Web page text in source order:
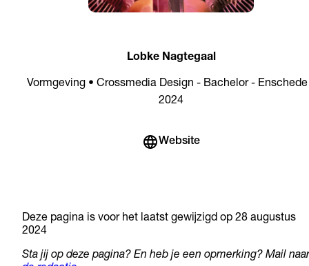
Lobke Nagtegaal
Vormgeving • Crossmedia Design - Bachelor - Enschede
2024
Website
Deze pagina is voor het laatst gewijzigd op 28 augustus
2024
Sta jij op deze pagina? En heb je een opmerking? Mail naar